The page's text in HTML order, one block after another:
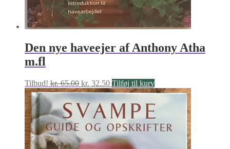
Den nye haveejer af Anthony Atha
m.fl
Tilbud! kr.65.00 Den
oprindelige
pris
var:
kr. 65.00.
kr. 32.50Den
aktuelle
pris
er:
kr. 32.50.
Tilføj til kurv